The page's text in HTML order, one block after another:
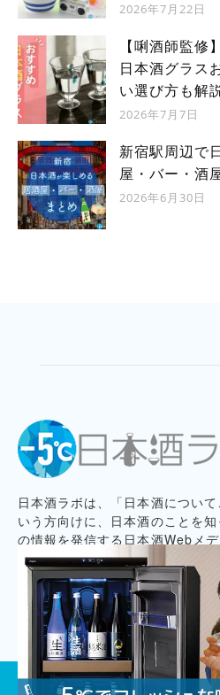
2026年7月22日
【唎酒師監修
日本酒グラス
い選び方も解
2026年7月7日
新宿駅周辺で
屋・バー・酒
2026年6月30日
日本酒ラボは、「日本酒につい
いう方向けに、日本酒のことを
の情報を発信する日本酒Webメデ
プライバシーポリシー
記事コ